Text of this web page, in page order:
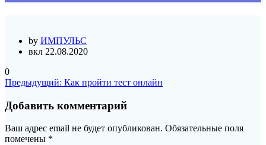
by ИМПУЛЬС
вкл 22.08.2020
0
Навигация
по
записям
Предыдущий: Предыдущая
Как пройти тест онлайн
Добавить комментарий
Ваш адрес email не будет опубликован. Обязательные поля
помечены *